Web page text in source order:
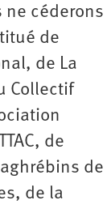
ne céderons
de
de La
Collectif
de
de
de la